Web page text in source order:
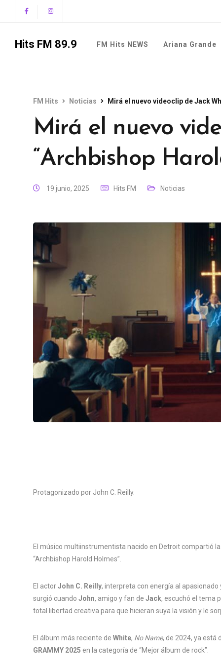
Hits FM 89.9 FM Hits NEWS Ariana Grande
FM Hits Noticias Mirá el nuevo videoclip de Jack
Mirá el nuevo
“Archbishop
19 junio, 2025 Hits FM Noticias
Protagonizado por John C. Reilly.
El músico multiinstrumentista nacido en Detroit compartió
“Archbishop Harold Holmes”.
El actorJohn C. Reilly, interpreta con energía al
surgió cuando John, amigo y fan de Jack, escuchó el tema
total libertad creativa para que hicieran suya la visión y le
El álbum más reciente de White, No Name, de 2024, ya está
GRAMMY 2025 en la categoría de “Mejor álbum de rock”.